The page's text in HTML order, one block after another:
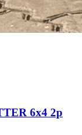
6x4 2p